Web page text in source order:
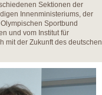
Sektionen der
Innenministeriums, der
Sportbund
und vom Institut für
mit der Zukunft des deutschen